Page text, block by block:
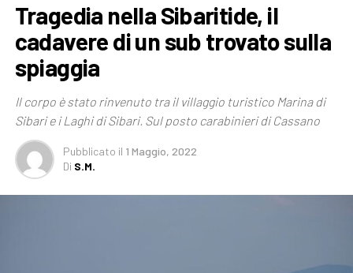
Tragedia nella Sibaritide, il
cadavere di un sub trovato sulla
spiaggia
Il corpo è stato rinvenuto tra il villaggio turistico Marina di
Sibari e i Laghi di Sibari. Sul posto carabinieri di Cassano
Pubblicato il 1 Maggio, 2022
Di S.M.